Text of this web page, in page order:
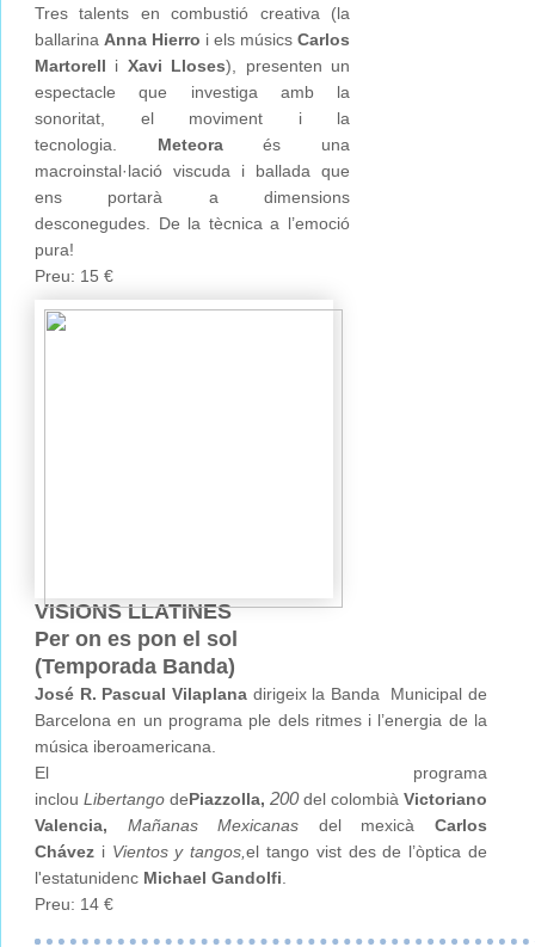
Tres talents en combustió creativa (la
ballarina Anna Hierro i els músics Carlos
Martorell i Xavi Lloses), presenten un
espectacle que investiga amb la
sonoritat, el moviment i la
tecnologia. Meteoraés una
macroinstal·lació viscuda i ballada que
ens portarà a dimensions
desconegudes. De la tècnica a l’emoció
pura!
Preu: 15 €
VISIONS LLATINES
Per on es pon el sol
(Temporada Banda)
José R. Pascual Vilaplana dirigeix la Banda Municipal de
Barcelona en un programa ple dels ritmes i l’energia de la
música iberoamericana.
El programa
inclou Libertango dePiazzolla, 200del colombià Victoriano
Valencia, Mañanas Mexicanas del mexicà Carlos
Chávez i Vientos y tangos,el tango vist des de l’òptica de
l'estatunidenc Michael Gandolfi
Preu: 14 €